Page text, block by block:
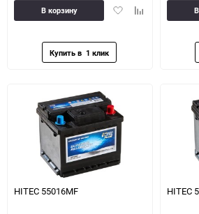
ДобавитьДобавить
В корзину
HITEC 55016MF HITEC